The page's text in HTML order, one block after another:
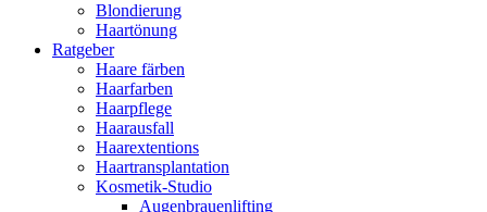
Blondierung
Haartönung
Ratgeber
Haare färben
Haarfarben
Haarpflege
Haarausfall
Haarextentions
Haartransplantation
Kosmetik-Studio
Augenbrauenlifting